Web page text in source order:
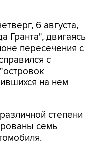
6 августа,
Гранта", двигаясь
пересечения с
с
на нем
степени
семь